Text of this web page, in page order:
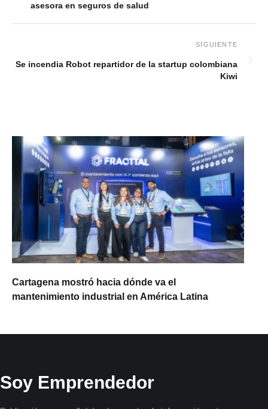
asesora en seguros de salud
Se incendia Robot repartidor de la startup colombiana
Kiwi
Cartagena mostró hacia dónde va el
mantenimiento industrial en América Latina
Soy Emprendedor